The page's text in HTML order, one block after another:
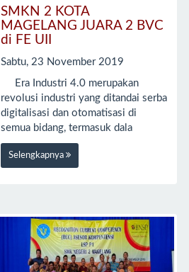
SMKN 2 KOTA
MAGELANG JUARA 2 BVC
di FE UII
Sabtu, 23 November 2019
Era Industri 4.0 merupakan
revolusi industri yang ditandai serba
digitalisasi dan otomatisasi di
semua bidang, termasuk dala
Selengkapnya